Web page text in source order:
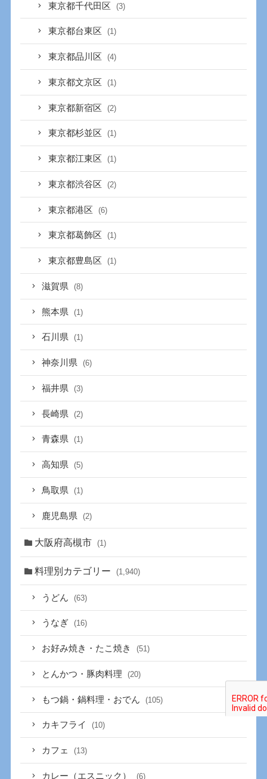
東京都千代田区 (3)
東京都台東区 (1)
東京都品川区 (4)
東京都文京区 (1)
東京都新宿区 (2)
東京都杉並区 (1)
東京都江東区 (1)
東京都渋谷区 (2)
東京都港区 (6)
東京都葛飾区 (1)
東京都豊島区 (1)
滋賀県 (8)
熊本県 (1)
石川県 (1)
神奈川県 (6)
福井県 (3)
長崎県 (2)
青森県 (1)
高知県 (5)
鳥取県 (1)
鹿児島県 (2)
大阪府高槻市 (1)
料理別カテゴリー (1,940)
うどん (63)
うなぎ (16)
お好み焼き・たこ焼き (51)
とんかつ・豚肉料理 (20)
もつ鍋・鍋料理・おでん (105)
カキフライ (10)
カフェ (13)
カレー（エスニック） (6)